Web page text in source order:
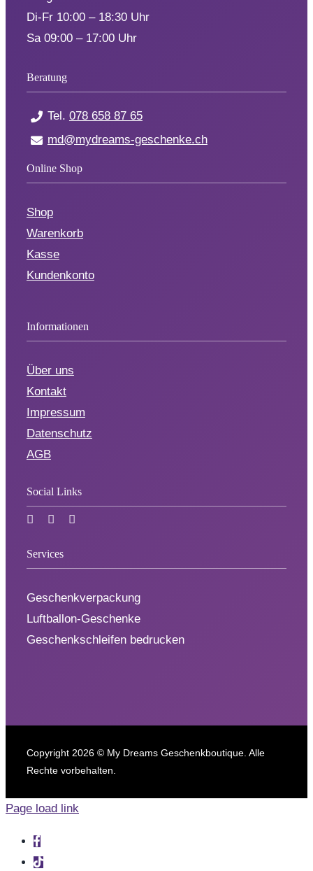
Di-Fr 10:00 – 18:30 Uhr
Sa 09:00 – 17:00 Uhr
Beratung
Tel. 078 658 87 65
md@mydreams-geschenke.ch
Online Shop
Shop
Warenkorb
Kasse
Kundenkonto
Informationen
Über uns
Kontakt
Impressum
Datenschutz
AGB
Social Links
Services
Geschenkverpackung
Luftballon-Geschenke
Geschenkschleifen bedrucken
Copyright 2026 © My Dreams Geschenkboutique. Alle
Rechte vorbehalten.
Page load link